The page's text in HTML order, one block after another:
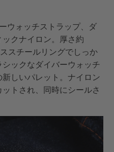
ウォッチストラップ、ダ
クナイロン。厚さ約
スチールリングでしっか
ックなダイバーウォッチ
しいパレット。ナイロン
トされ、同時にシールさ